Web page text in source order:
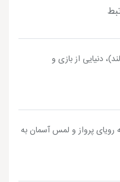
دنیایی از بازی و
رویای پرواز و لمس آسمان به